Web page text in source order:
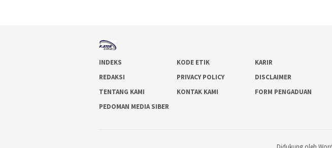
INDEKS KODE ETIK
KARIR
REDAKSI
PRIVACY POLICY
DISCLAIMER
TENTANG KAMI
KONTAK KAMI
FORM PENGADUAN
PEDOMAN MEDIA SIBER